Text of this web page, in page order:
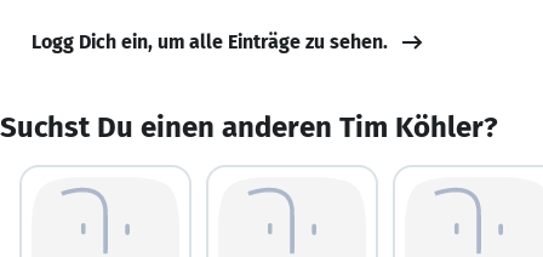
Logg Dich ein, um alle Einträge zu sehen.
Suchst Du einen anderen Tim Köhler?